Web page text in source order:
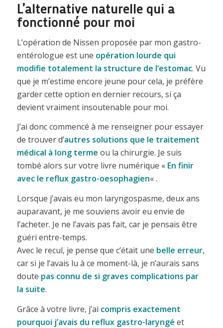
L’alternative naturelle qui a
fonctionné pour moi
L’opération de Nissen proposée par mon gastro-
entérologue est une opération lourde qui
modifie totalement la structure de l’estomac. Vu
que je m’estime encore jeune pour cela, je préfère
garder cette option en dernier recours, si ça
devient vraiment insoutenable pour moi.
J’ai donc commencé à me renseigner pour essayer
de trouver d’autres solutions que le traitement
médical à long terme ou la chirurgie. Je suis
tombé alors sur votre livre numérique « En finir
avec le reflux gastro-oesophagien« .
Lorsque j’avais eu mon laryngospasme, deux ans
auparavant, je me souviens avoir eu envie de
l’acheter. Je ne l’avais pas fait, car je pensais être
guéri entre-temps.
Avec le recul, je pense que c’était une belle erreur,
car si je l’avais lu à ce moment-là, je n’aurais sans
doute pas connu de si graves complications par
la suite.
Grâce à votre livre, j’ai compris exactement
pourquoi j’avais du reflux gastro-laryngé et